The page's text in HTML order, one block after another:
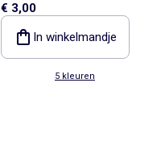
€ 3,00
In winkelmandje
5 kleuren